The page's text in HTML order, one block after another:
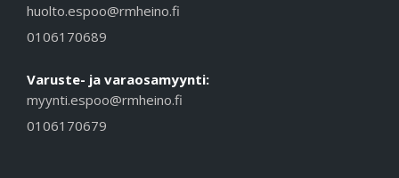
huolto.espoo@rmheino.fi
0106170689
Varuste- ja varaosamyynti:
myynti.espoo@rmheino.fi
0106170679